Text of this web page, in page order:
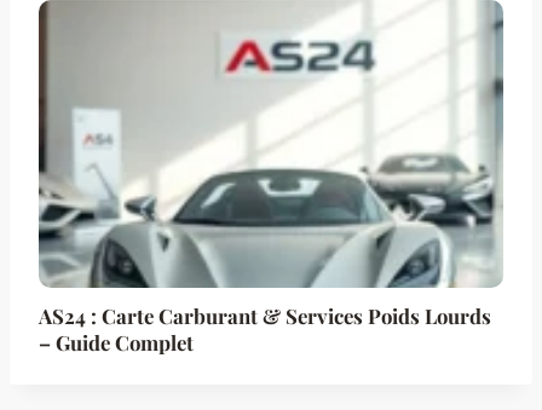
AS24 : Carte Carburant & Services Poids Lourds
– Guide Complet